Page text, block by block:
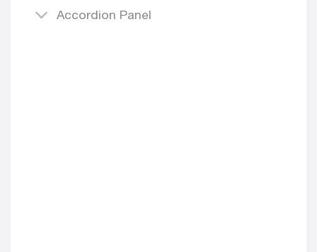
Accordion Panel